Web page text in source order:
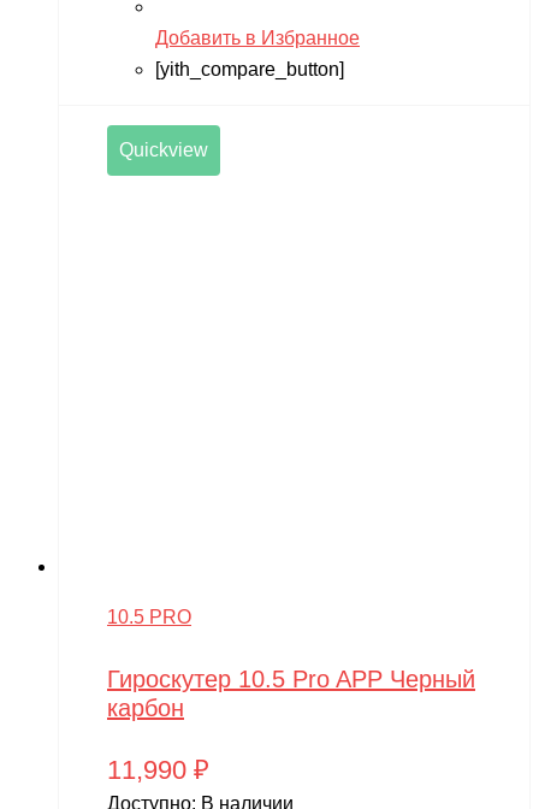
Добавить в Избранное
[yith_compare_button]
Quickview
10.5 PRO
Гироскутер 10.5 Pro APP Черный
карбон
11,990 ₽
Доступно: В наличии